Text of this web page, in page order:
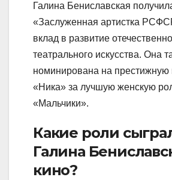
Галина Бениславская
«Заслуженная артистка
вклад в развитие
театрального искусства. Она
номинирована на
«Ника» за лучшую женскую
«Мальчики».
Какие роли
Галина
кино?